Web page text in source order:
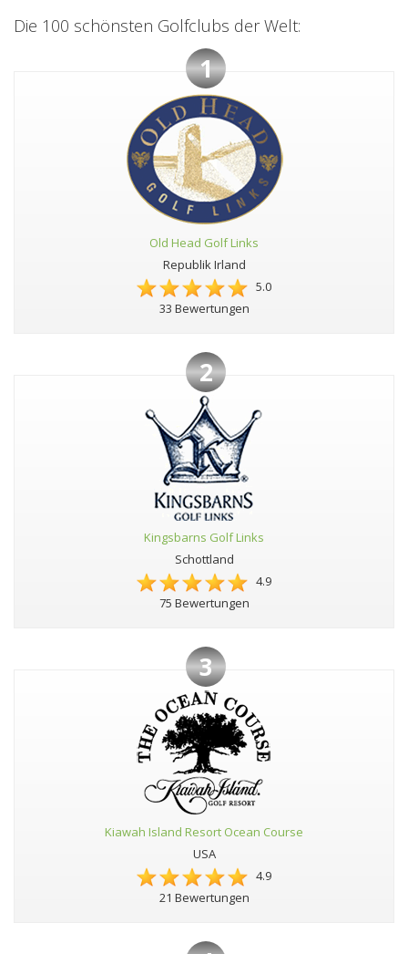
Die 100 schönsten Golfclubs der Welt:
1
Old Head Golf Links
Republik Irland
5.0
33 Bewertungen
2
Kingsbarns Golf Links
Schottland
4.9
75 Bewertungen
3
Kiawah Island Resort Ocean Course
USA
4.9
21 Bewertungen